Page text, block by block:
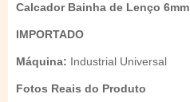
Calcador Bainha de Lenço 6mm
IMPORTADO
Máquina: Industrial Universal
Fotos Reais do Produto